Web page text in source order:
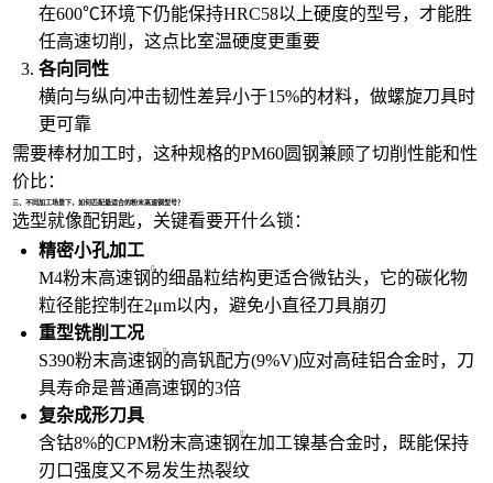
在600℃环境下仍能保持HRC58以上硬度的型号，才能胜
任高速切削，这点比室温硬度更重要
各向同性
横向与纵向冲击韧性差异小于15%的材料，做螺旋刀具时
更可靠
需要棒材加工时，这种规格的PM60圆钢兼顾了切削性能和性
价比：
三、不同加工场景下，如何匹配最适合的粉末高速钢型号？
选型就像配钥匙，关键看要开什么锁：
精密小孔加工
M4粉末高速钢的细晶粒结构更适合微钻头，它的碳化物
粒径能控制在2μm以内，避免小直径刀具崩刃
重型铣削工况
S390粉末高速钢的高钒配方(9%V)应对高硅铝合金时，刀
具寿命是普通高速钢的3倍
复杂成形刀具
含钴8%的CPM粉末高速钢在加工镍基合金时，既能保持
刃口强度又不易发生热裂纹